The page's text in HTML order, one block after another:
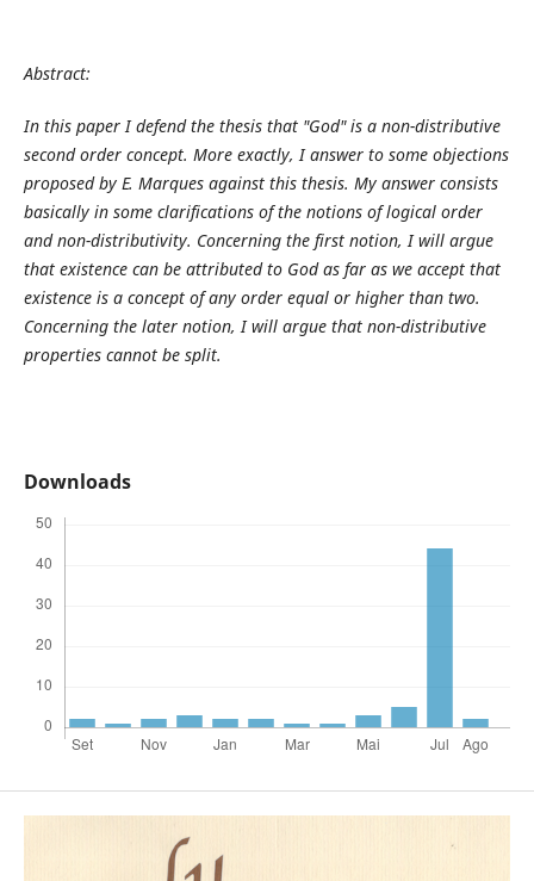
Abstract:
In this paper I defend the thesis that "God" is a non-distributive
second order concept. More exactly, I answer to some objections
proposed by E. Marques against this thesis. My answer consists
basically in some clarifications of the notions of logical order
and non-distributivity. Concerning the first notion, I will argue
that existence can be attributed to God as far as we accept that
existence is a concept of any order equal or higher than two.
Concerning the later notion, I will argue that non-distributive
properties cannot be split.
Downloads